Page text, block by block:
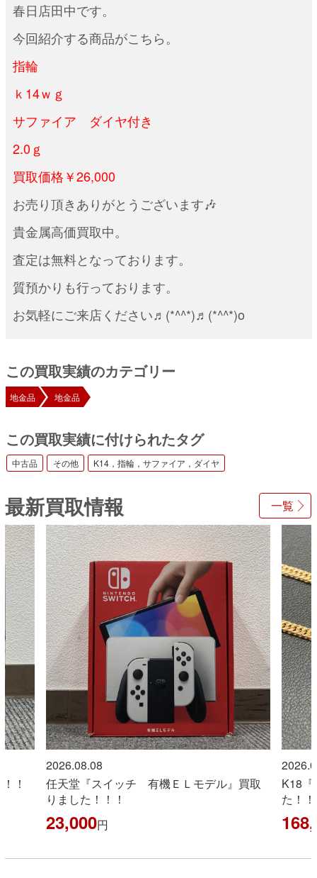
春日店田中です。
今回紹介する商品がこちら。
指輪
ｋ14ｗｇ
サファイア ダイヤ付き
2.0ｇ
買取価格￥26,000
お売り頂きありがとうございます🎶
貴金属高価買取中。
査定は無料となっております。
質預かりも行っております。
お気軽にご来店ください♬(*^^*)♬(*^^*)o
この買取実績のカテゴリー
地金品 地金品
この買取実績に付けられたタグ
中古品 その他 K14，指輪，サファイア，ダイヤ
一覧
最新買取情報
！
2026.08.08
任天堂『スイッチ 有機ＥＬモデル』買取
りました！！！
23,000円
K18
た！